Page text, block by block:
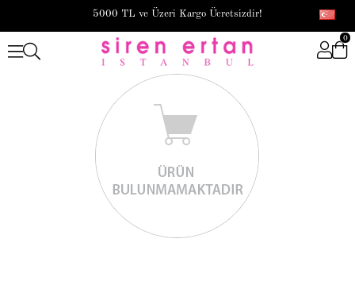
5000 TL ve Üzeri Kargo Ücretsizdir!
0